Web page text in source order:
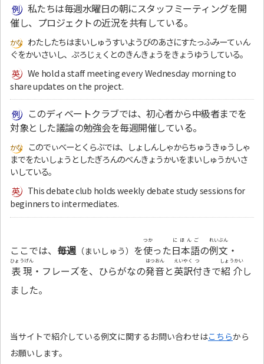
私たちは毎週水曜日の朝にスタッフミーティングを開
催し、プロジェクトの近況を共有している。
わたしたちはまいしゅうすいようびのあさにすたっふみーてぃん
ぐをかいさいし、ぷろじぇくとのきんきょうをきょうゆうしている。
We hold a staff meeting every Wednesday morning to
share updates on the project.
このディベートクラブでは、初心者から中級者までを
対象とした議論の勉強会を毎週開催している。
このでぃべーとくらぶでは、しょしんしゃからちゅうきゅうしゃ
までをたいしょうとしたぎろんのべんきょうかいをまいしゅうかいさ
いしている。
This debate club holds weekly debate study sessions for
beginners to intermediates.
ここでは、 毎週 （まいしゅう） を使
つか
った日本語
にほんご
の例文
れいぶん
・
表現
ひょうげん
・フレーズを、ひらがなの発音
はつおん
と英訳
えいやく
付
つ
きで紹介
しょうかい
し
ました。
当サイトで紹介している例文に関するお問い合わせはこちらから
お願いします。